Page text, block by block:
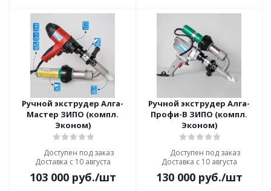
Ручной экструдер Алга-
Мастер ЗИПО (компл.
Эконом)
Доступен под заказ
Доставка с 10 августа
103 000руб./шт
Ручной экструдер Алга-
Профи-В ЗИПО (компл.
Эконом)
Доступен под заказ
Доставка с 10 августа
130 000руб./шт